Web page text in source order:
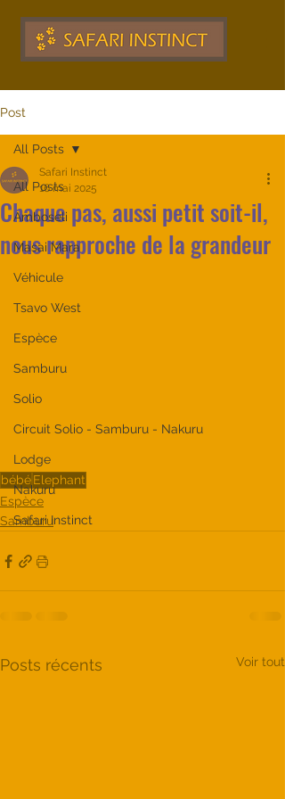
Post
All Posts
Amboseli
Masai Mara
Véhicule
Tsavo West
Espèce
Samburu
Solio
Circuit Solio - Samburu - Nakuru
Lodge
Nakuru
Safari Instinct
All Posts
Chaque pas, aussi petit soit-il,
nous rapproche de la grandeur
Safari Instinct
16 mai 2025
bébéElephant
Espèce
Samburu
Posts récents Voir tout